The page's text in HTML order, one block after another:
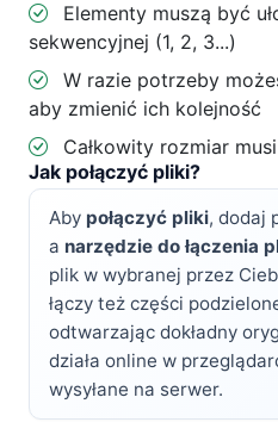
Elementy muszą być
sekwencyjnej (1, 2, 3...)
W razie potrzeby
aby zmienić ich kolejność
Całkowity rozmiar
Jak połączyć pliki?
Aby połączyć pliki, dodaj
a narzędzie do łączenia
plik w wybranej przez
łączy też części
odtwarzając dokładny
działa online w
wysyłane na serwer.